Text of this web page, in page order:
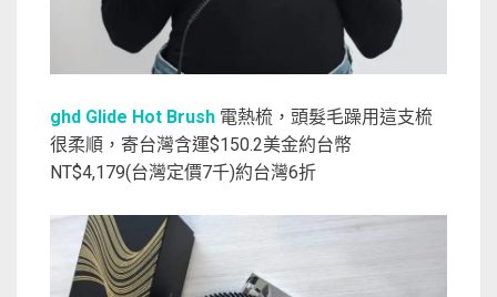
ghd Glide Hot Brush 電熱梳，頭髮毛躁用這支梳
很柔順，寄台灣含運$150.2美金約台幣
NT$4,179(台灣定價7千)約台灣6折